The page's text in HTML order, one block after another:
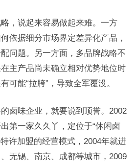
，说起来容易做起来难。一方
依据细分市场界定差异化产品，
问题。另一方面，多品牌战略不
主产品尚未确立相对优势地位时
可能“拉胯”，导致全军覆没。
卤味企业，就要说到顶誉。2002
第一家久久丫，定位于“休闲卤
许加盟的经营模式，2004年就进
无锡、南京、成都等城市，2009